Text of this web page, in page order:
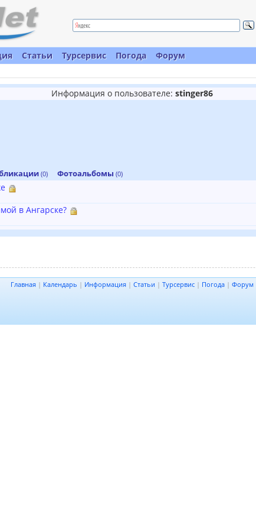
Статьи Турсервис Погода Форум
Информация о пользователе: stinger86
(0) Фотоальбомы (0)
в Ангарске?
Главная | Календарь | Информация | Статьи | Турсервис | Погода | Форум